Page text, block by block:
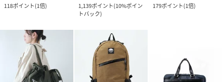
118ポイント(1倍)
1,139ポイント(10%ポイン
トバック)
179ポイント(1倍)